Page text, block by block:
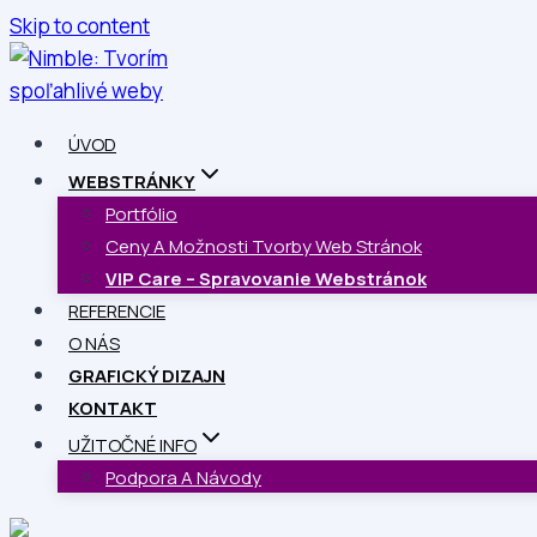
Skip to content
ÚVOD
WEBSTRÁNKY
Portfólio
Ceny A Možnosti Tvorby Web Stránok
VIP Care – Spravovanie Webstránok
REFERENCIE
O NÁS
GRAFICKÝ DIZAJN
KONTAKT
UŽITOČNÉ INFO
Podpora A Návody